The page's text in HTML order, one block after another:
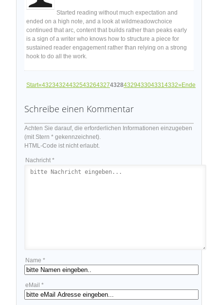
Started reading without much expectation and
ended on a high note, and a look at wildmeadowchoice
continued that arc, content that builds rather than peaks early
is a sign of a writer who knows how to structure a piece for
sustained reader engagement rather than relying on a strong
hook to do all the work.
Start«4323432443254326432743284329433043314332»Ende
Schreibe einen Kommentar
Achten Sie darauf, die erforderlichen Informationen einzugeben
(mit Stern * gekennzeichnet).
HTML-Code ist nicht erlaubt.
Nachricht *
Name *
eMail *